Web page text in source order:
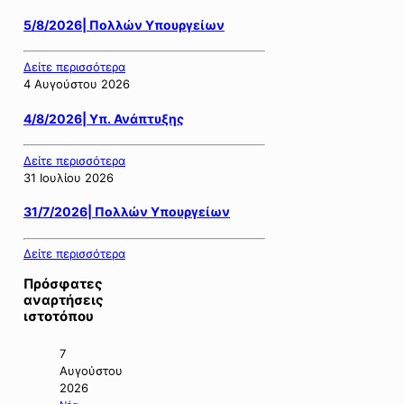
5/8/2026| Πολλών Υπουργείων
Δείτε περισσότερα
4 Αυγούστου 2026
4/8/2026| Υπ. Ανάπτυξης
Δείτε περισσότερα
31 Ιουλίου 2026
31/7/2026| Πολλών Υπουργείων
Δείτε περισσότερα
Πρόσφατες
αναρτήσεις
ιστοτόπου
7
Αυγούστου
2026